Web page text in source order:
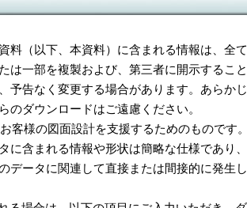
料（以下、本資料）に含まれる情報は、全
は一部を複製および、第三者に開示するこ
予告なく変更する場合があります。あらか
のダウンロードはご遠慮ください。
客様の図面設計を支援するためのものです。
含まれる情報や形状は簡略な仕様であり
ータに関連して直接または間接的に発生